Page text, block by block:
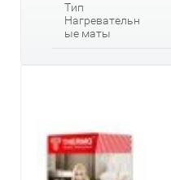
Тип
Нагревательн
ые маты